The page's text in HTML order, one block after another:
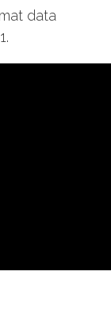
data